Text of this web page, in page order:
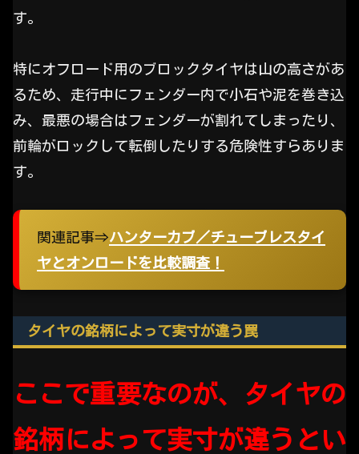
す。
特にオフロード用のブロックタイヤは山の高さがあ
るため、走行中にフェンダー内で小石や泥を巻き込
み、最悪の場合はフェンダーが割れてしまったり、
前輪がロックして転倒したりする危険性すらありま
す。
関連記事⇒ハンターカブ／チューブレスタイ
ヤとオンロードを比較調査！
タイヤの銘柄によって実寸が違う罠
ここで重要なのが、タイヤの
銘柄によって実寸が違うとい